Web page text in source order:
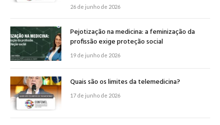
26 de junho de 2026
Pejotização na medicina: a feminização da
profissão exige proteção social
19 de junho de 2026
Quais são os limites da telemedicina?
17 de junho de 2026